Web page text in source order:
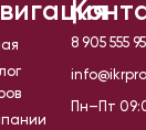
8 905 555
Пн–Пт